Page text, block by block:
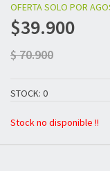
OFERTA SOLO POR
$39.900
$ 70.900
STOCK: 0
Stock no disponible !!